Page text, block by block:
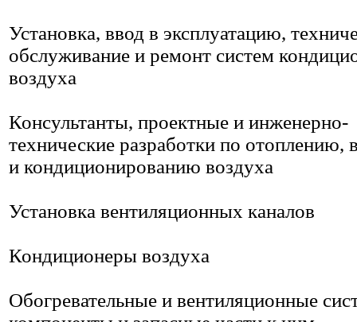
Установка, ввод в эксплуатацию,
обслуживание и ремонт систем
воздуха
Консультанты, проектные и инженерно-
технические разработки по отоплению,
и кондиционированию воздуха
Установка вентиляционных каналов
Кондиционеры воздуха
Обогревательные и вентиляционные